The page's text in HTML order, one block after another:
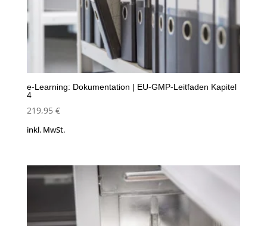
e-Learning: Dokumentation | EU-GMP-Leitfaden Kapitel
4
219,95 €
inkl. MwSt.